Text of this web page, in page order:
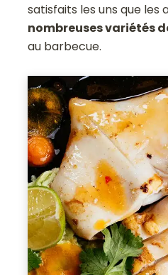
satisfaits les uns que les
nombreuses variétés
au barbecue.